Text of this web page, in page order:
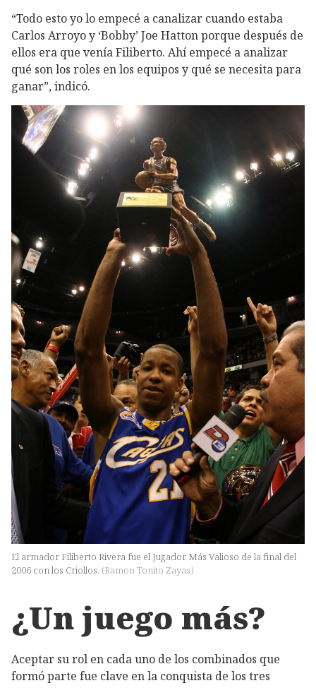
“Todo esto yo lo empecé a canalizar cuando estaba
Carlos Arroyo y ‘Bobby’ Joe Hatton porque después de
ellos era que venía Filiberto. Ahí empecé a analizar
qué son los roles en los equipos y qué se necesita para
ganar”, indicó.
El armador Filiberto Rivera fue el Jugador Más Valioso de la final del
2006 con los Criollos. (Ramon Tonito Zayas)
¿Un juego más?
Aceptar su rol en cada uno de los combinados que
formó parte fue clave en la conquista de los tres